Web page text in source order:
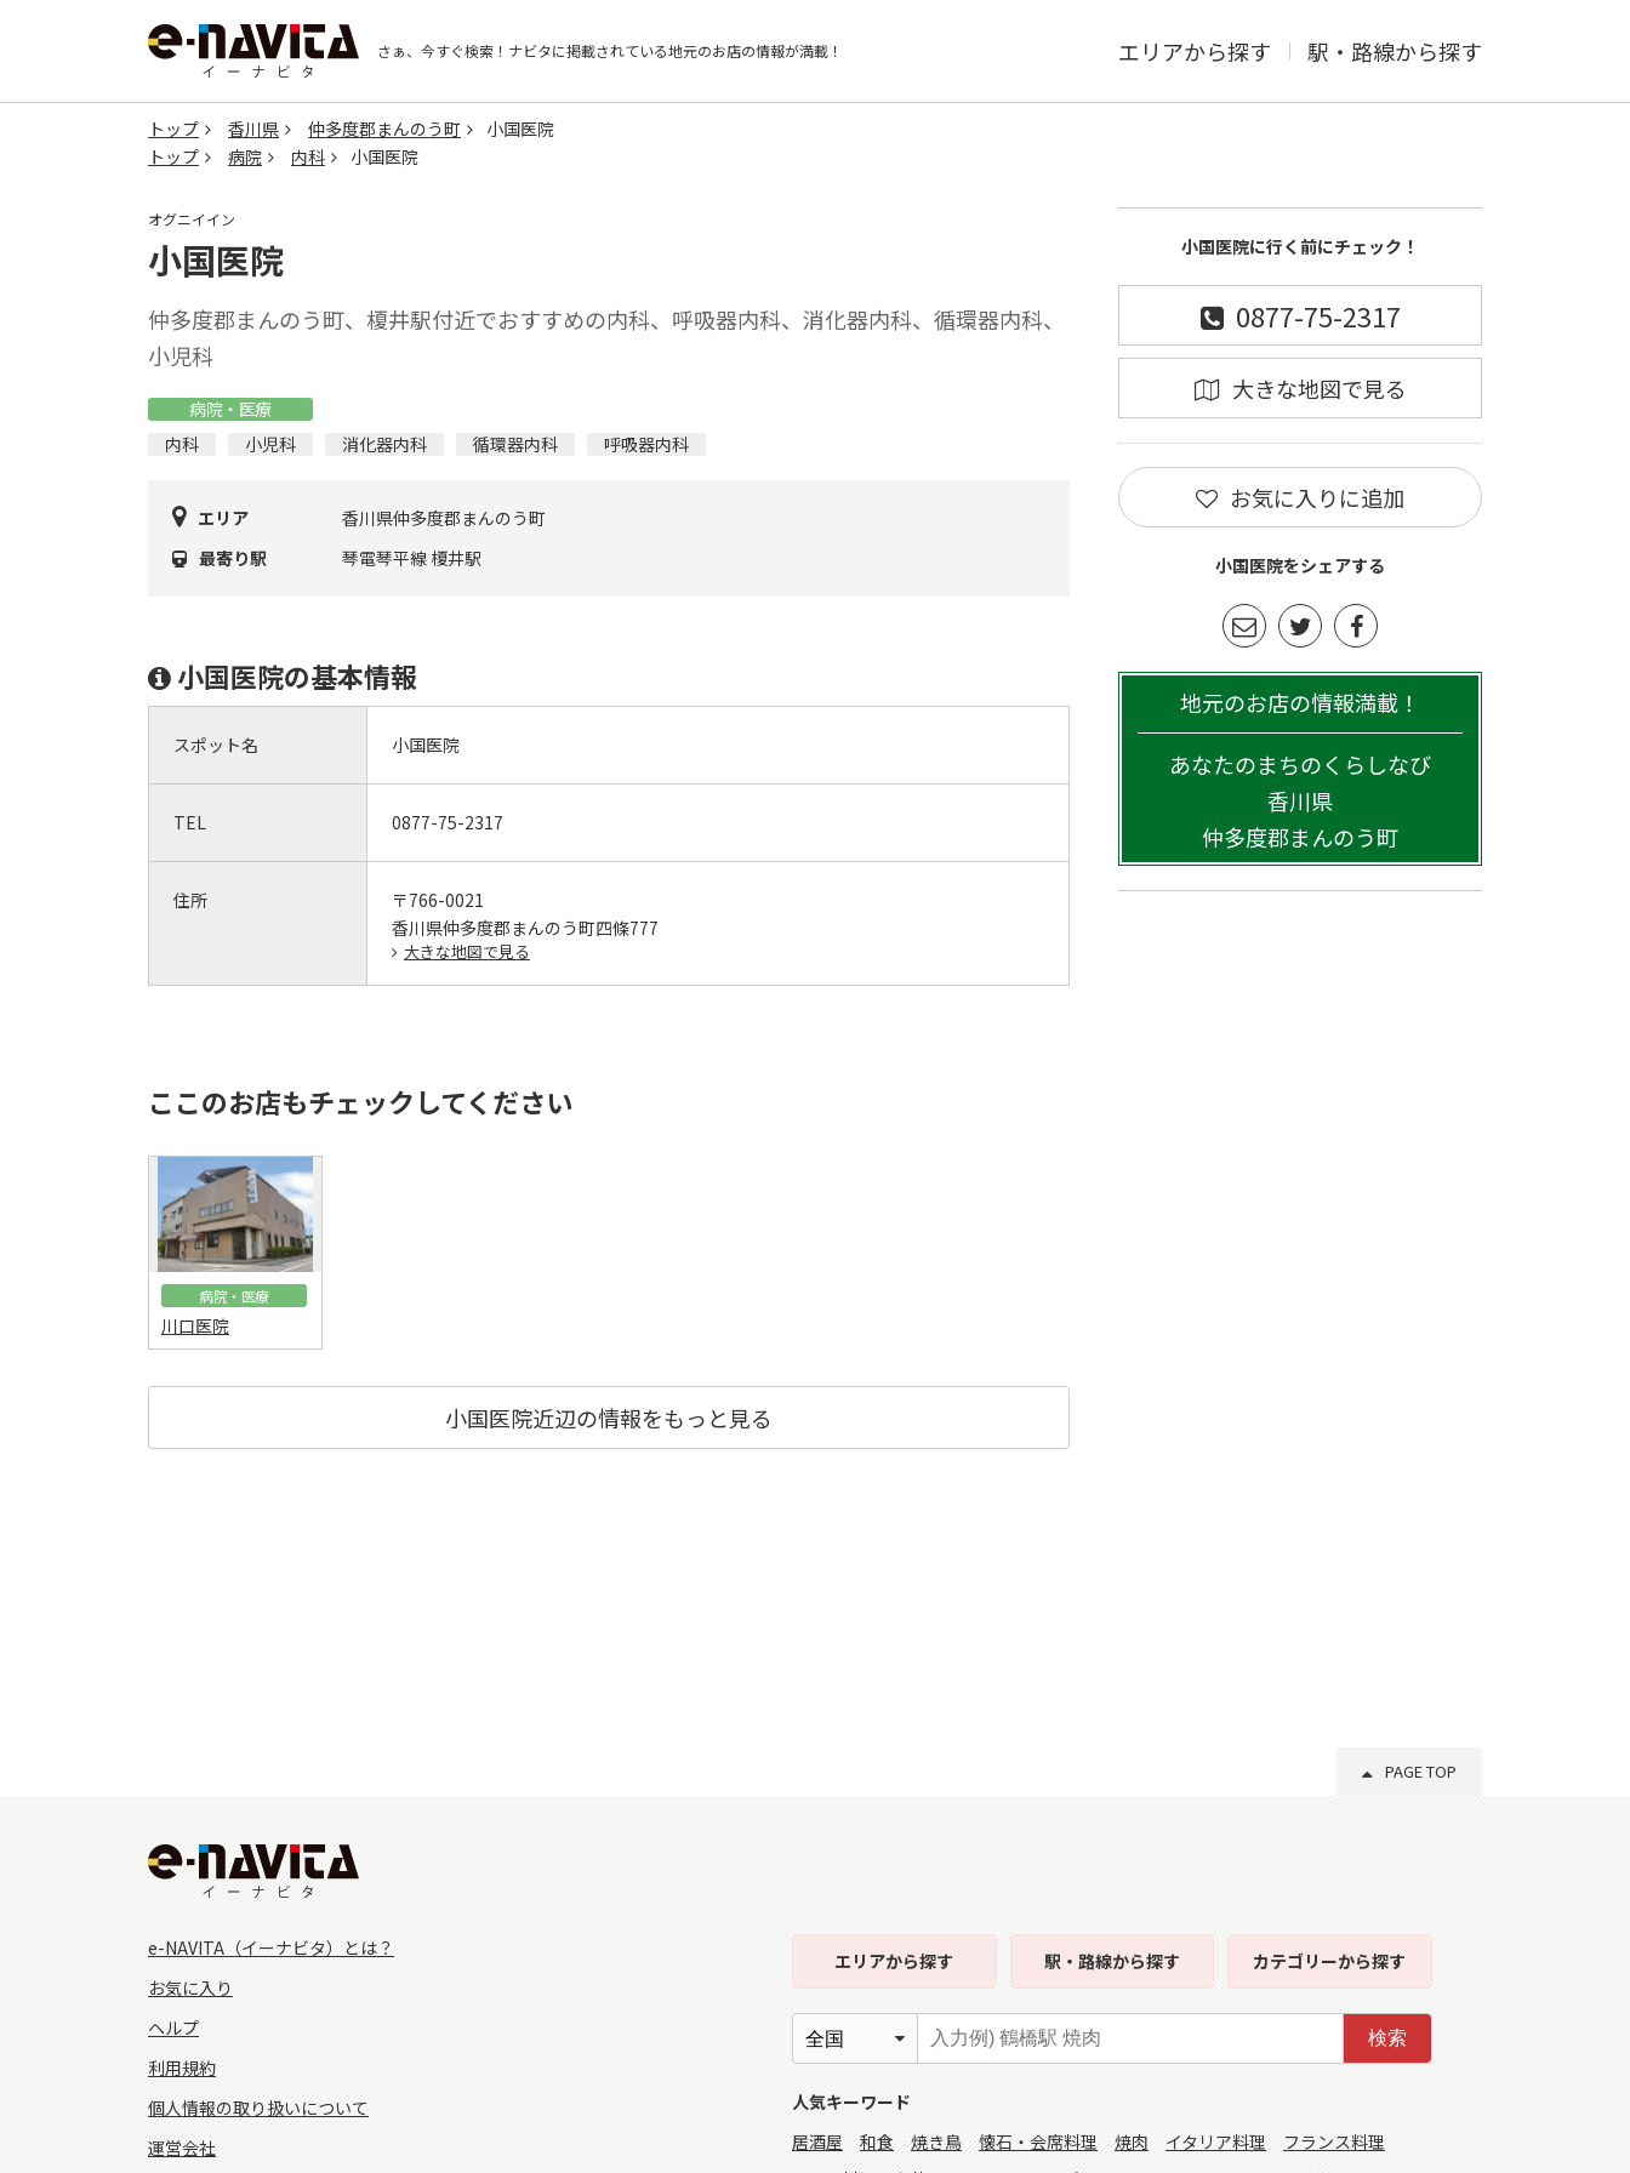
さぁ、今すぐ検索！ ナビタに掲載されている地元のお店の情報が満載！ エリアから探す 駅・路線から探す
トップ 香川県 仲多度郡まんのう町
小国医院
トップ
病院 内科 小国医院
オグニイイン
小国医院
仲多度郡まんのう町、榎井駅付近でおすすめの内科、呼吸器内科、消化器内科、循環器内科、
小児科
病院・医療
内科
小児科 消化器内科 循環器内科 呼吸器内科
エリア
香川県仲多度郡まんのう町
最寄り駅
琴電琴平線 榎井駅
小国医院の基本情報
スポット名 小国医院
TEL 0877-75-2317
住所
〒766-0021
香川県仲多度郡まんのう町四條777
大きな地図で見る
ここのお店もチェックしてください
病院・医療
川口医院
小国医院近辺の情報をもっと見る
小国医院に行く前にチェック！
0877-75-2317
大きな地図で見る
お気に入りに追加
小国医院をシェアする
地元のお店の情報満載！
あなたのまちのくらしなび
香川県
仲多度郡まんのう町
PAGE TOP
e-NAVITA（イーナビタ）とは？
お気に入り
ヘルプ
利用規約
個人情報の取り扱いについて
運営会社
エリアから探す 駅・路線から探す カテゴリーから探す
検索
人気キーワード
居酒屋
和食 焼き鳥 懐石・会席料理 焼肉 イタリア料理
フランス料理